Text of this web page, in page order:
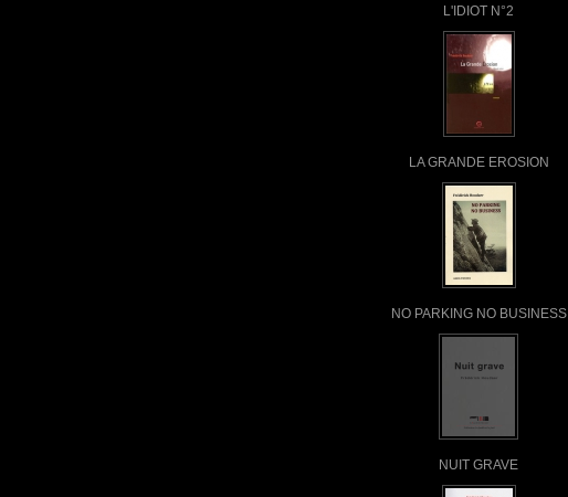
L'IDIOT N°2
LA GRANDE EROSION
NO PARKING NO BUSINESS
NUIT GRAVE